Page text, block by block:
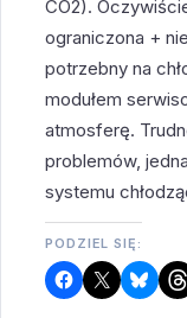
CO2).
ograniczona +
potrzebny na
modułem
atmosferę.
problemów,
systemu
PODZIEL SIĘ: